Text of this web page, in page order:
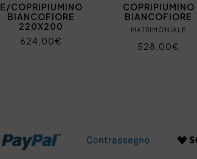
E/COPRIPIUMINO
BIANCOFIORE
220X200
624,00€
COPRIPIUMINO
BIANCOFIORE
MATRIMONIALE
528,00€